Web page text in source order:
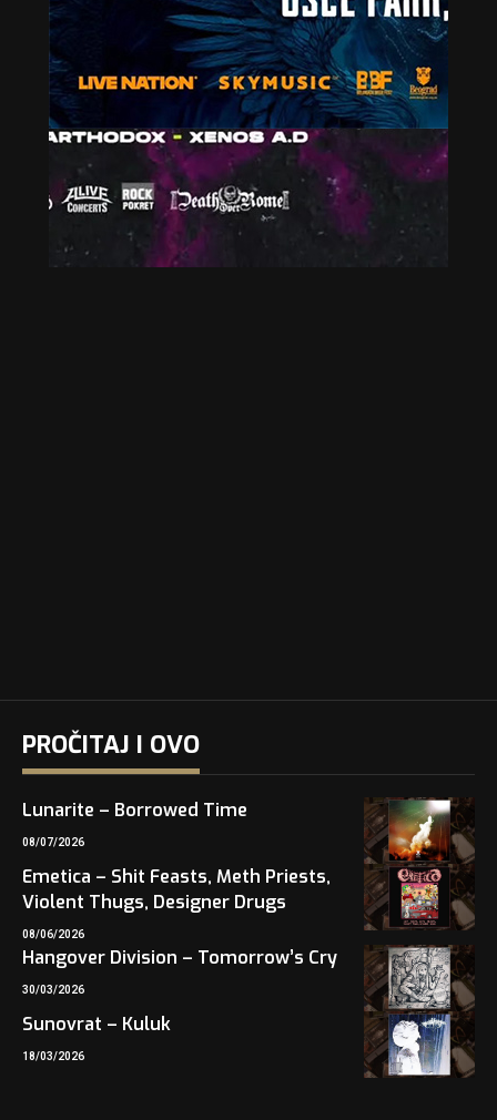
PROČITAJ I OVO
Lunarite – Borrowed Time
08/07/2026
Emetica – Shit Feasts, Meth Priests,
Violent Thugs, Designer Drugs
08/06/2026
Hangover Division – Tomorrow’s Cry
30/03/2026
Sunovrat – Kuluk
18/03/2026